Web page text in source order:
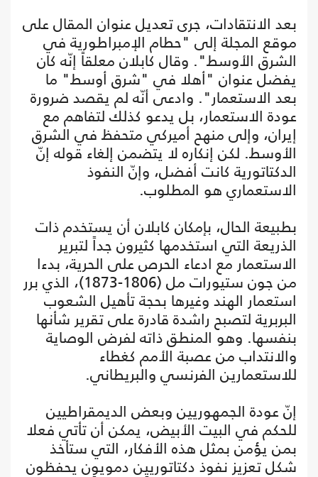
بعد الانتقادات، جرى تعديل عنوان المقال على
موقع المجلة إلى "حطام الإمبراطورية في
الشرق الأوسط". وقال كابلان معلقاً إنّه كان
يفضل عنوان "أهلا في "شرق أوسط" ما
بعد الاستعمار". وادعى أنّه لم يقصد ضرورة
عودة الاستعمار، بل يدعو كذلك لتفاهم مع
إيران، وإلى منهح أميركي متحفظ في الشرق
الأوسط. لكن إنكاره لا يتضمن إلغاء قوله إنّ
الدكتاتورية كانت أفضل، وإنّ النفوذ
الاستعماري هو المطلوب.
بطبيعة الحال، بإمكان كابلان أن يستخدم ذات
الذريعة التي استخدمها كثيرون جداً لتبرير
الاستعمار مع ادعاء الحرص على الحرية، بدءا
من جون ستيورات مل (1806-1873)، الذي برر
استعمار الهند وغيرها بحجة تأهيل الشعوب
البربرية لتصبح راشدة قادرة على تقرير شأنها
بنفسها. وهو المنطق ذاته لفرض الوصاية
والانتداب من عصبة الأمم كغطاء
للاستعمارين الفرنسي والبريطاني.
إنّ عودة الجمهوريين وبعض الديمقراطيين
للحكم في البيت الأبيض، يمكن أن تأتي فعلا
بمن يؤمن بمثل هذه الأفكار، التي ستأخذ
شكل تعزيز نفوذ دكتاتوريين دمويون يحفظون